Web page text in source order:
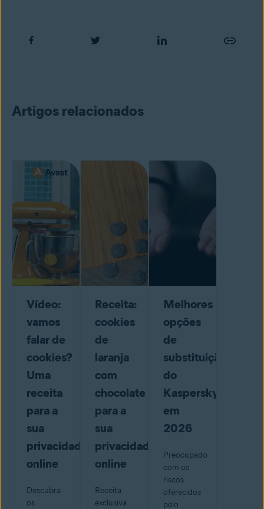
Artigos relacionados
Vídeo:
vamos
falar de
cookies?
Uma
receita
para a
sua
privacidade
online
Descubra
os
Receita:
cookies
de
laranja
com
chocolate
para a
sua
privacidade
online
Receita
exclusiva
Melhores
opções
de
substituição
do
Kaspersky
em
2026
Preocupado
com os
riscos
oferecidos
pelo